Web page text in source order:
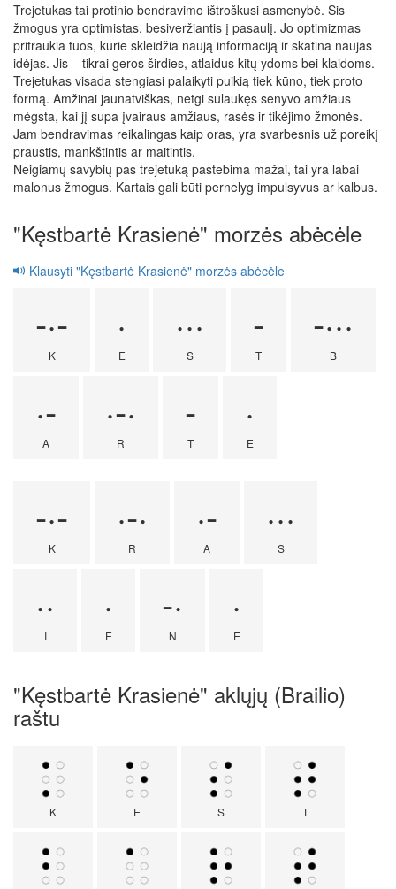
Trejetukas tai protinio bendravimo ištroškusi asmenybė. Šis
žmogus yra optimistas, besiveržiantis į pasaulį. Jo optimizmas
pritraukia tuos, kurie skleidžia naują informaciją ir skatina naujas
idėjas. Jis – tikrai geros širdies, atlaidus kitų ydoms bei klaidoms.
Trejetukas visada stengiasi palaikyti puikią tiek kūno, tiek proto
formą. Amžinai jaunatviškas, netgi sulaukęs senyvo amžiaus
mėgsta, kai jį supa įvairaus amžiaus, rasės ir tikėjimo žmonės.
Jam bendravimas reikalingas kaip oras, yra svarbesnis už poreikį
praustis, mankštintis ar maitintis.
Neigiamų savybių pas trejetuką pastebima mažai, tai yra labai
malonus žmogus. Kartais gali būti pernelyg impulsyvus ar kalbus.
"Kęstbartė Krasienė" morzės abėcėle
Klausyti "Kęstbartė Krasienė" morzės abėcėle
-·-
K
·
E
···
S
-
T
-···
B
·-
A
·-·
R
-
T
·
E
-·-
K
·-·
R
·-
A
···
S
··
I
·
E
-·
N
·
E
"Kęstbartė Krasienė" aklųjų (Brailio)
raštu
K E S T